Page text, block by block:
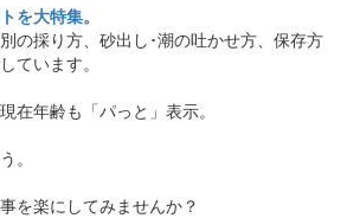
を大特集。
の採り方、砂出し･潮の吐かせ方、保存方
ています。
在年齢も「パっと」表示。
。
を楽にしてみませんか？